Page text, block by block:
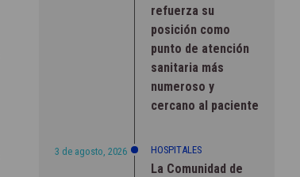
refuerza su
posición como
punto de atención
sanitaria más
numeroso y
cercano al paciente
3 de agosto, 2026 HOSPITALES
La Comunidad de